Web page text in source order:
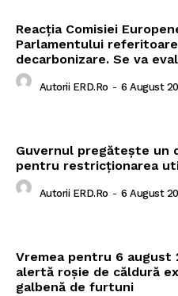
Reacția Comisiei
Parlamentului
decarbonizare. Se va
Autorii ERD.ro - 6 August
Guvernul pregătește un
pentru restricționarea
Autorii ERD.ro - 6 August
Vremea pentru 6 august
alertă roșie de căldură
galbenă de furtuni